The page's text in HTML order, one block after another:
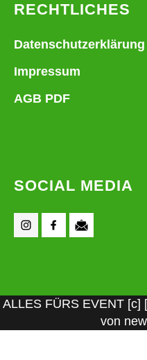
RECHTLICHES
Datenschutzerklärung
Impressum
AGB PDF
SOCIAL MEDIA
ALLES FÜRS EVENT
von